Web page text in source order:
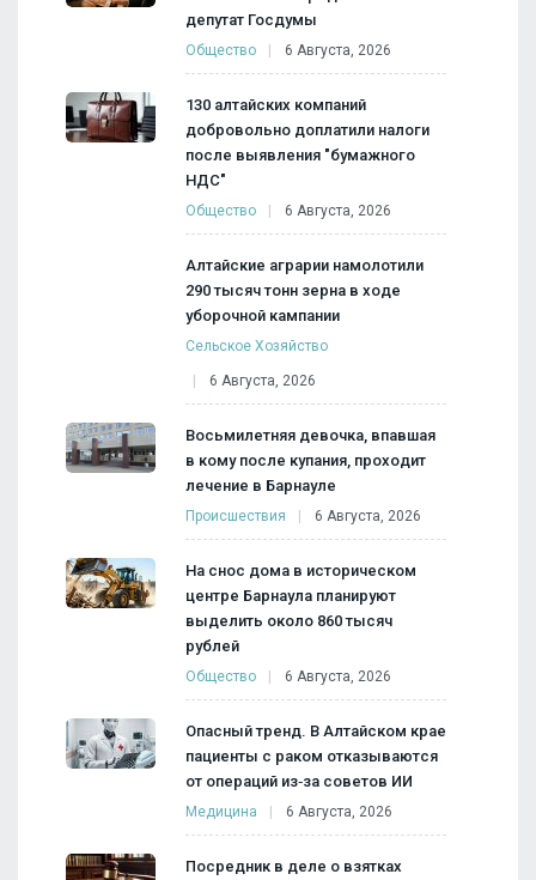
депутат Госдумы
Общество 6 Августа, 2026
130 алтайских компаний
добровольно доплатили налоги
после выявления "бумажного
НДС"
Общество 6 Августа, 2026
Алтайские аграрии намолотили
290 тысяч тонн зерна в ходе
уборочной кампании
Сельское Хозяйство
6 Августа, 2026
Восьмилетняя девочка, впавшая
в кому после купания, проходит
лечение в Барнауле
Происшествия 6 Августа, 2026
На снос дома в историческом
центре Барнаула планируют
выделить около 860 тысяч
рублей
Общество 6 Августа, 2026
Опасный тренд. В Алтайском крае
пациенты с раком отказываются
от операций из‑за советов ИИ
Медицина 6 Августа, 2026
Посредник в деле о взятках